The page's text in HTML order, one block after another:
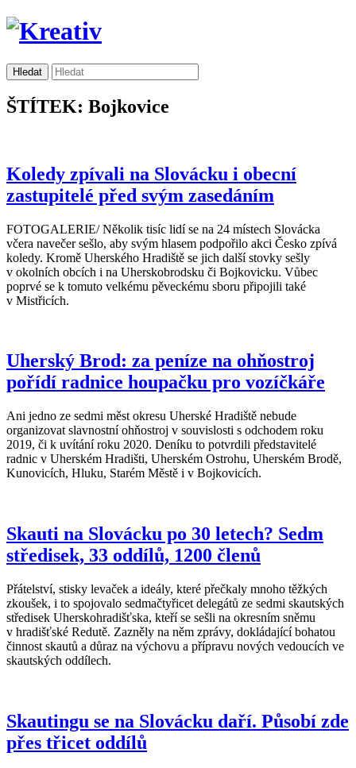
ŠTÍTEK: Bojkovice
Koledy zpívali na Slovácku i obecní
zastupitelé před svým zasedáním
FOTOGALERIE/ Několik tisíc lidí se na 24 místech Slovácka
včera navečer sešlo, aby svým hlasem podpořilo akci Česko zpívá
koledy. Kromě Uherského Hradiště se jich další stovky sešly
v okolních obcích i na Uherskobrodsku či Bojkovicku. Vůbec
poprvé se k tomuto velkému pěveckému sboru připojili také
v Mistřicích.
Uherský Brod: za peníze na ohňostroj
pořídí radnice houpačku pro vozíčkáře
Ani jedno ze sedmi měst okresu Uherské Hradiště nebude
organizovat slavnostní ohňostroj v souvislosti s odchodem roku
2019, či k uvítání roku 2020. Deníku to potvrdili představitelé
radnic v Uherském Hradišti, Uherském Ostrohu, Uherském Brodě,
Kunovicích, Hluku, Starém Městě i v Bojkovicích.
Skauti na Slovácku po 30 letech? Sedm
středisek, 33 oddílů, 1200 členů
Přátelství, stisky levaček a ideály, které přečkaly mnoho těžkých
zkoušek, i to spojovalo sedmačtyřicet delegátů ze sedmi skautských
středisek Uherskohradišťska, kteří se sešli na okresním sněmu
v hradišťské Redutě. Zazněly na něm zprávy, dokládající bohatou
činnost skautů a důraz na výchovu a přípravu nových vedoucích ve
skautských oddílech.
Skautingu se na Slovácku daří. Působí zde
přes třicet oddílů